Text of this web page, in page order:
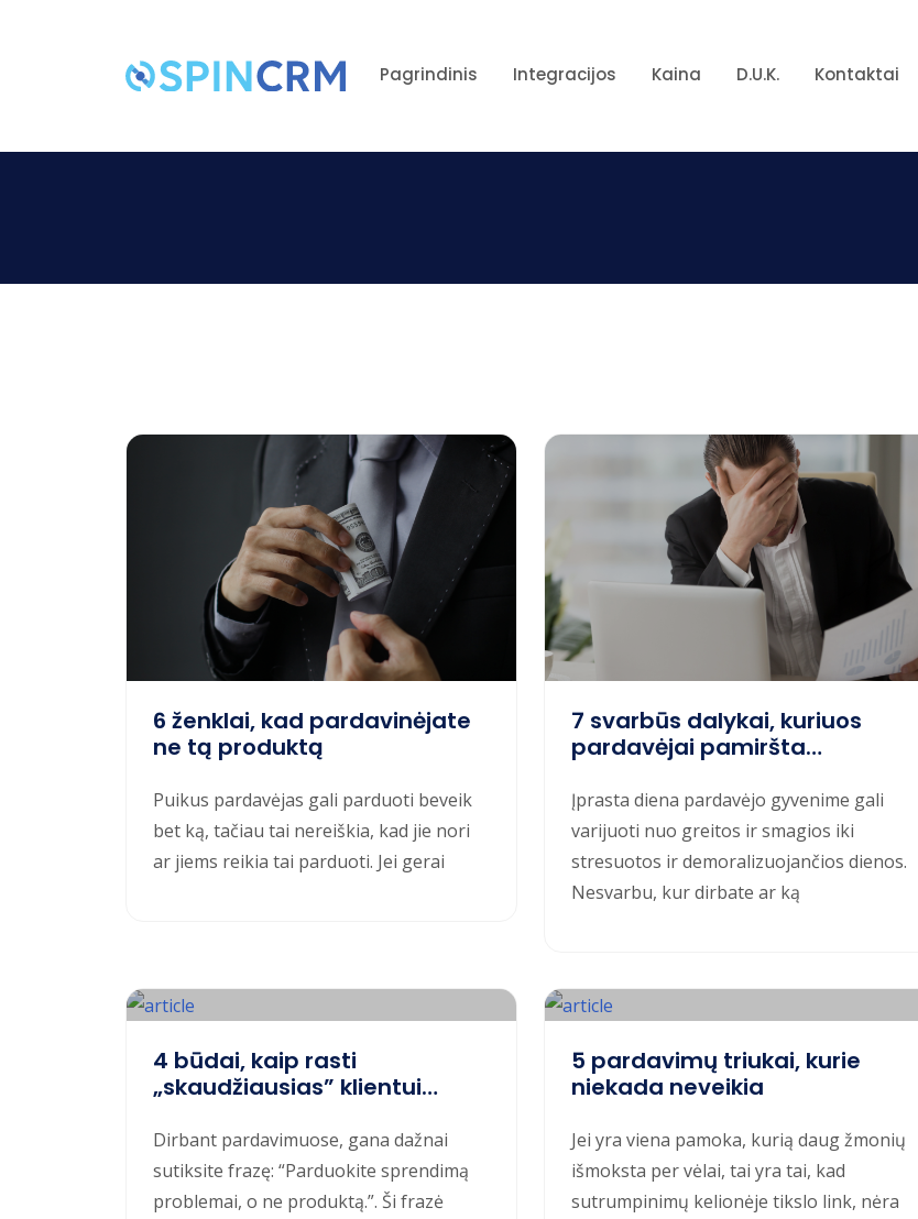
Pagrindinis Integracijos Kaina D.U.K. Kontaktai
6 ženklai, kad pardavinėjate
ne tą produktą
Puikus pardavėjas gali parduoti beveik
bet ką, tačiau tai nereiškia, kad jie nori
ar jiems reikia tai parduoti. Jei gerai
7 svarbūs dalykai, kuriuos
pardavėjai pamiršta
Įprasta diena pardavėjo gyvenime gali
varijuoti nuo greitos ir smagios iki
stresuotos ir demoralizuojančios dienos.
Nesvarbu, kur dirbate ar ką
4 būdai, kaip rasti
„skaudžiausias” klientui
Dirbant pardavimuose, gana dažnai
sutiksite frazę: “Parduokite sprendimą
problemai, o ne produktą.”. Ši frazė
5 pardavimų triukai, kurie
niekada neveikia
Jei yra viena pamoka, kurią daug žmonių
išmoksta per vėlai, tai yra tai, kad
sutrumpinimų kelionėje tikslo link, nėra